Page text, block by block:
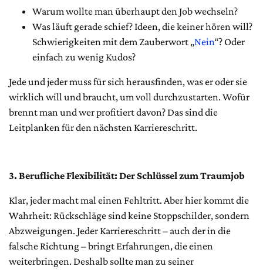
Warum wollte man überhaupt den Job wechseln?
Was läuft gerade schief? Ideen, die keiner hören will?
Schwierigkeiten mit dem Zauberwort „Nein“? Oder
einfach zu wenig Kudos?
Jede und jeder muss für sich herausfinden, was er oder sie
wirklich will und braucht, um voll durchzustarten. Wofür
brennt man und wer profitiert davon? Das sind die
Leitplanken für den nächsten Karriereschritt.
3. Berufliche Flexibilität: Der Schlüssel zum Traumjob
Klar, jeder macht mal einen Fehltritt. Aber hier kommt die
Wahrheit: Rückschläge sind keine Stoppschilder, sondern
Abzweigungen. Jeder Karriereschritt – auch der in die
falsche Richtung – bringt Erfahrungen, die einen
weiterbringen. Deshalb sollte man zu seiner